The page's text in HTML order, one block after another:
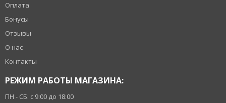
Оплата
Бонусы
Отзывы
О нас
Контакты
РЕЖИМ РАБОТЫ МАГАЗИНА:
ПН - СБ: с 9:00 до 18:00